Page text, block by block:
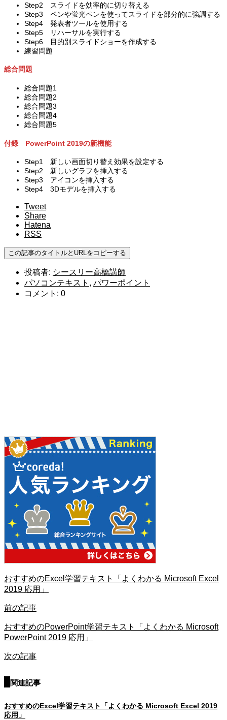
Step2 スライドを効率的に切り替える
Step3 ペンや蛍光ペンを使ってスライドを部分的に強調する
Step4 発表者ツールを使用する
Step5 リハーサルを実行する
Step6 目的別スライドショーを作成する
練習問題
総合問題
総合問題1
総合問題2
総合問題3
総合問題4
総合問題5
付録 PowerPoint 2019の新機能
Step1 新しい画面切り替え効果を設定する
Step2 新しいグラフを挿入する
Step3 アイコンを挿入する
Step4 3Dモデルを挿入する
Tweet
Share
Hatena
RSS
この記事のタイトルとURLをコピーする
投稿者: シースリー高橋講師
パソコンテキスト , パワーポイント
コメント: 0
おすすめのExcel学習テキスト「よくわかる Microsoft Excel
2019 応用」
前の記事
おすすめのPowerPoint学習テキスト「よくわかる Microsoft
PowerPoint 2019 応用」
次の記事
関連記事
おすすめのExcel学習テキスト「よくわかる Microsoft Excel 2019
応用」